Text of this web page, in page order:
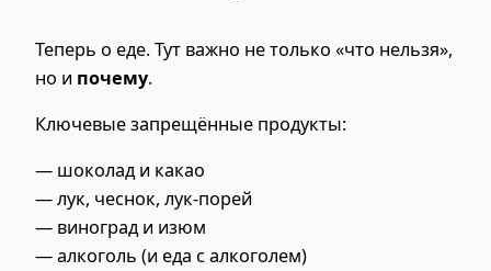
Теперь о еде. Тут важно не только «что нельзя»,
но и почему.
Ключевые запрещённые продукты:
— шоколад и какао
— лук, чеснок, лук-порей
— виноград и изюм
— алкоголь (и еда с алкоголем)